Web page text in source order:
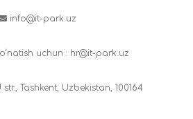
info@it-park.uz
uchun : hr@it-park.uz
Tashkent, Uzbekistan, 100164